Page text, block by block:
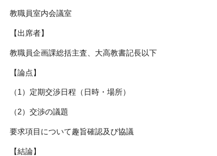
教職員室内会議室
【出席者】
教職員企画課総括主査、大高教書記長以下
【論点】
（1）定期交渉日程（日時・場所）
（2）交渉の議題
要求項目について趣旨確認及び協議
【結論】